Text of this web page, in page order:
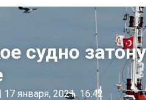
судно
| 17 января, 2021 16:42